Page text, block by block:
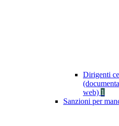
Dirigenti
web) 1
Sanzioni per